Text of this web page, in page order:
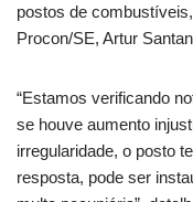
postos de
Procon/SE, Artur
“Estamos verificando
se houve aumento
irregularidade, o posto
resposta, pode ser